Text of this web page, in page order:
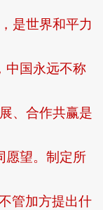
是世界和平力
中国永远不称
、合作共赢是
愿望。制定所
管加方提出什